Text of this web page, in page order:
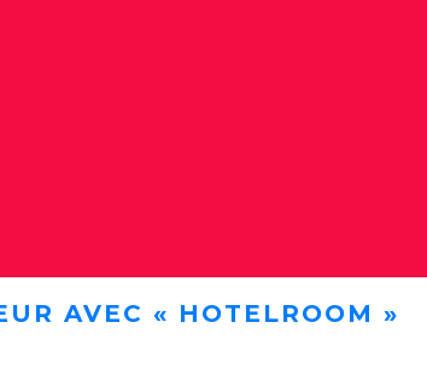
AVEC « HOTELROOM »